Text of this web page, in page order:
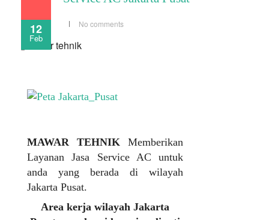
12
Feb
No comments
MAWAR TEHNIK Memberikan
Layanan Jasa Service AC untuk
anda yang berada di wilayah
Jakarta Pusat.
Area kerja wilayah Jakarta